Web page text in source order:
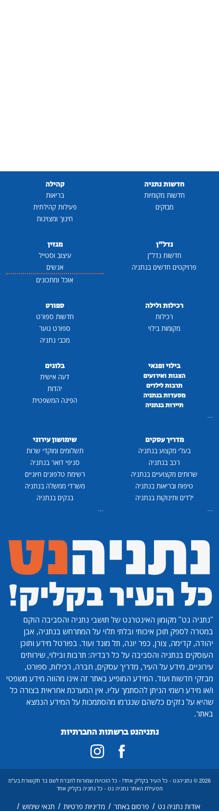
חדשות נתניה
חדשות מקומיות
מבזקים
קהילה
בריאות
פעילות קהילתית
חינוך ומצוינות
נדל"ן
חדשות נדל"ן
פרויקטים חדשים בנתניה
מגזין
עיצוב וסטייל
אנשים
אוכל ומתכונים
רכילות ולילה
רכילות
מקומות בילוי
ספורט
חדשות ספורט
ספורט נוער
מכבי נתניה
בילוי ופנאי
הצגות ואירועים
תרבות לילדים
מסעדות בנתניה
תיירות בנתניה
...
בלוגים
דעה אישית
יהדות
הפינה המשפטית
מדריך עסקים
בעלי מקצוע בנתניה
רכב בנתניה
שרותים מקצועיים בנתניה
טיפוח ובריאות בנתניה
ילדים ותינוקות בנתניה
...
שימושון עירוני
תשלומים ומוקדי שרות
סניפי דואר בנתניה
רשימת טלפונים חיוניים
משרדי ממשלה בנתניה
בנקים בנתניה
...
"נתניה נט" מקומון האינטרנט של תושבי נתניה והסביבה הוקם
במטרה לספק תוכן איכותי ובלתי תלוי על המתרחש בנתניה, אבן
יהודה, קדימה, צורן, כפר יונה, תל מונד ועוד. בפורטל מידע ותוכן
העוסקים בנתניה והסביבה על כל רבדיה: תרבות ובילוי, שירותים
עירוניים, מידע על העיר, מדריך עסקים, חברה, רכילות, ספורט,
מבזקי חדשות ועוד. המידע המופיע באתר זה אינו מהווה מידע משפטי
ו/או מידע רשמי הניתן להסתמך עליו. אין המערכת אחראית בצורה כל
שהיא על נזקים כלשהם שנגרמו מהסתמכות על המידע הנמצא
באתר.
נתניהנט ברשתות החברתיות
2026 © נתניהנט - כל העיר בקליק אחד! - כל הזכויות שמורות לחברת לשם בר תקשורת בע"מ
מפעילת האתר נתניה נט - כל נתניה בקליק אחד
אודות נתניה נט / פרסום באתר / מדיניות פרטיות / תנאי שימוש /